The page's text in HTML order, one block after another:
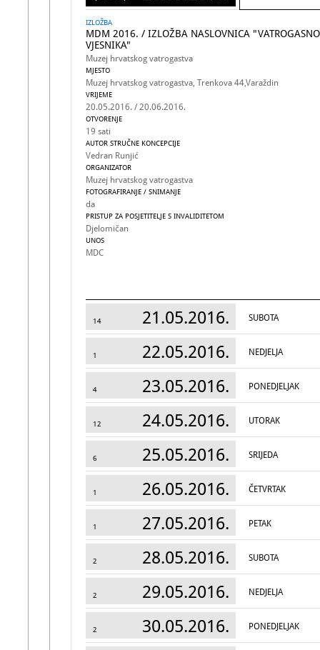
IZLOŽBA
MDM 2016. / IZLOŽBA NASLOVNICA
VJESNIKA"
Muzej hrvatskog vatrogastva
MJESTO
Muzej hrvatskog vatrogastva, Trenkova 44,Varaždin
VRIJEME
20.05.2016. / 20.06.2016.
OTVORENJE
19 sati
AUTOR STRUČNE KONCEPCIJE
Vedran Runjić
ORGANIZATOR
Muzej hrvatskog vatrogastva
FOTOGRAFIRANJE / SNIMANJE
da
PRISTUP ZA POSJETITELJE S INVALIDITETOM
Djelomičan
UNOS
MDC
14 21.05.2016. SUBOTA
1 22.05.2016. NEDJELJA
4 23.05.2016. PONEDJELJAK
12 24.05.2016. UTORAK
6 25.05.2016. SRIJEDA
1 26.05.2016. ČETVRTAK
1 27.05.2016. PETAK
2 28.05.2016. SUBOTA
2 29.05.2016. NEDJELJA
2 30.05.2016. PONEDJELJAK